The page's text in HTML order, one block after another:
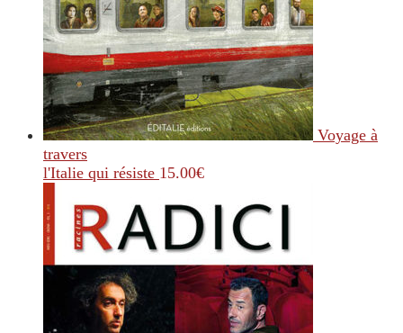
Voyage à
travers
l'Italie qui résiste 15.00€